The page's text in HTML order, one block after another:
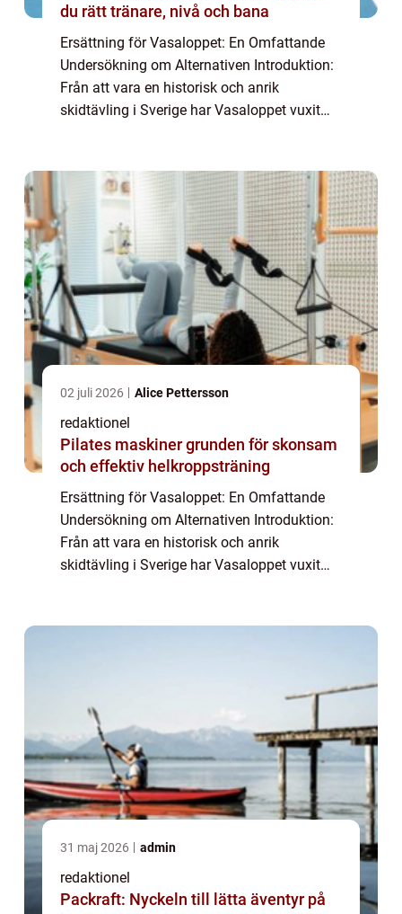
du rätt tränare, nivå och bana
Ersättning för Vasaloppet: En Omfattande
Undersökning om Alternativen Introduktion:
Från att vara en historisk och anrik
skidtävling i Sverige har Vasaloppet vuxit
02 juli 2026 Alice Pettersson
redaktionel
Pilates maskiner grunden för skonsam
och effektiv helkroppsträning
Ersättning för Vasaloppet: En Omfattande
Undersökning om Alternativen Introduktion:
Från att vara en historisk och anrik
skidtävling i Sverige har Vasaloppet vuxit
31 maj 2026 admin
redaktionel
Packraft: Nyckeln till lätta äventyr på